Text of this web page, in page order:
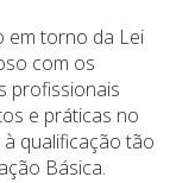
em torno da Lei
com os
profissionais
e práticas no
qualificação tão
Básica.